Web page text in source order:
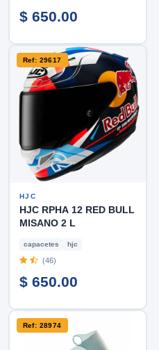
$ 650.00
Ref: 29617
HJC
HJC RPHA 12 RED BULL
MISANO 2 L
capacetes hjc
(46)
$ 650.00
Ref: 28974